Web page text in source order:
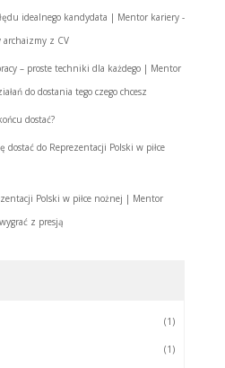
idealnego kandydata | Mentor kariery -
archaizmy z CV
– proste techniki dla każdego | Mentor
do dostania tego czego chcesz
dostać?
dostać do Reprezentacji Polski w piłce
Polski w piłce nożnej | Mentor
z presją
(1)
(1)